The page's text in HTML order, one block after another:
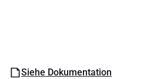
Siehe Dokumentation